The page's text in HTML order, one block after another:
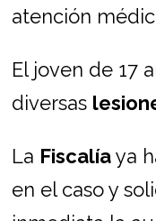
atención
El joven de 17
diversas
La Fiscalíaya
en el caso y